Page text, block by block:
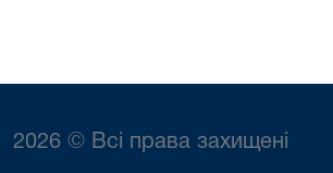
2026 © Всі права захищені